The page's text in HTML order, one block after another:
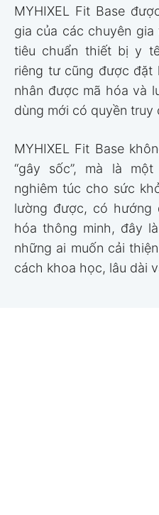
MYHIXEL Fit Base
gia của các chuyên
tiêu chuẩn thiết bị y
riêng tư cũng được đặt
nhân được mã hóa và
dùng mới có quyền truy
MYHIXEL Fit Base
“gây sốc”, mà là
nghiêm túc cho sức
lường được, có hướng
hóa thông minh, đây
những ai muốn cải
cách khoa học, lâu dài